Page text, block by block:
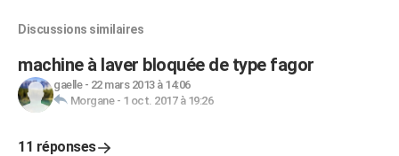
Discussions similaires
machine à laver bloquée de type fagor
gaelle- 22 mars 2013 à 14:06
Morgane- 1 oct. 2017 à 19:26
11 réponses